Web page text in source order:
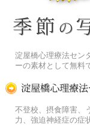
淀屋橋心理療法セン
ーの素材として無料
不登校、摂食障害、
力、強迫神経症の症